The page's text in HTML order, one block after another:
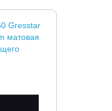
Gresstar
матовая